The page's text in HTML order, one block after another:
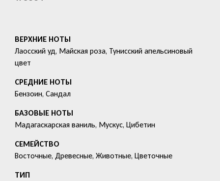
ВЕРХНИЕ НОТЫ
Лаосский уд, Майская роза, Тунисский апельсиновый
цвет
СРЕДНИЕ НОТЫ
Бензоин, Сандал
БАЗОВЫЕ НОТЫ
Мадагаскарская ваниль, Мускус, Цибетин
СЕМЕЙСТВО
Восточные, Древесные, Животные, Цветочные
ТИП